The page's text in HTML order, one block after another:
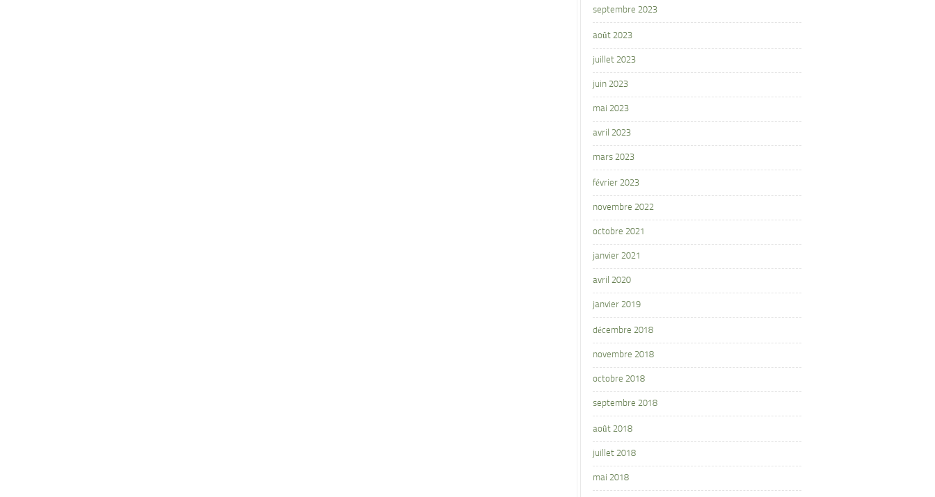
septembre 2023
août 2023
juillet 2023
juin 2023
mai 2023
avril 2023
mars 2023
février 2023
novembre 2022
octobre 2021
janvier 2021
avril 2020
janvier 2019
décembre 2018
novembre 2018
octobre 2018
septembre 2018
août 2018
juillet 2018
mai 2018